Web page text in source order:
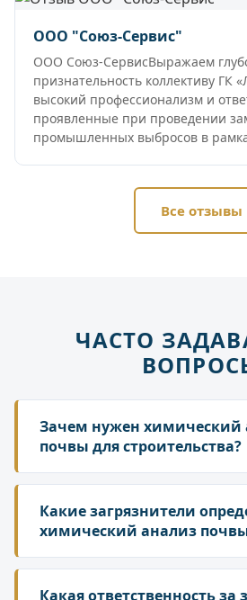
ООО "Союз-Сервис"
ООО Союз-СервисВыражаем
признательность коллективу ГК
высокий профессионализм и
проявленные при проведении
промышленных выбросов в
Все отзывы
ЧАСТО
Зачем нужен химический
почвы для строительства?
Он необходим на всех этапах:
до ввода объекта в
подтверждает пригодность
экологических изысканий и
разрешения, обосновав
Какие загрязнители
химический анализ
Анализ выявляет более 170
загрязнителей. Основные
Какая ответственность за